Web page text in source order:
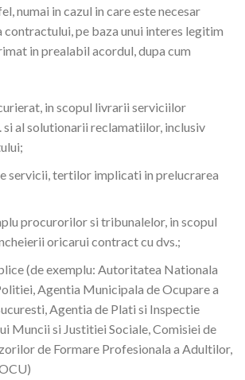
numai in cazul in care este necesar
pe baza unui interes legitim
in prealabil acordul, dupa cum
in scopul livrarii serviciilor
si al solutionarii reclamatiilor, inclusiv
servicii, tertilor implicati in prelucrarea
procurorilor si tribunalelor, in scopul
oricarui contract cu dvs.;
(de exemplu: Autoritatea Nationala
Agentia Municipala de Ocupare a
Agentia de Plati si Inspectie
Muncii si Justitiei Sociale, Comisiei de
de Formare Profesionala a Adultilor,